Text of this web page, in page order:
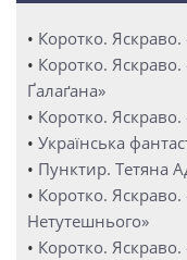
• Коротко. Яскраво.
• Коротко.
Ґалаґана»
• Коротко.
• Українська
• Пунктир. Тетяна
• Коротко. Яскраво.
Нетутешнього»
• Коротко.